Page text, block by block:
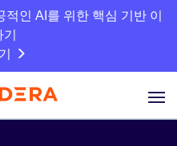
적인 AI를 위한 핵심 기반 이